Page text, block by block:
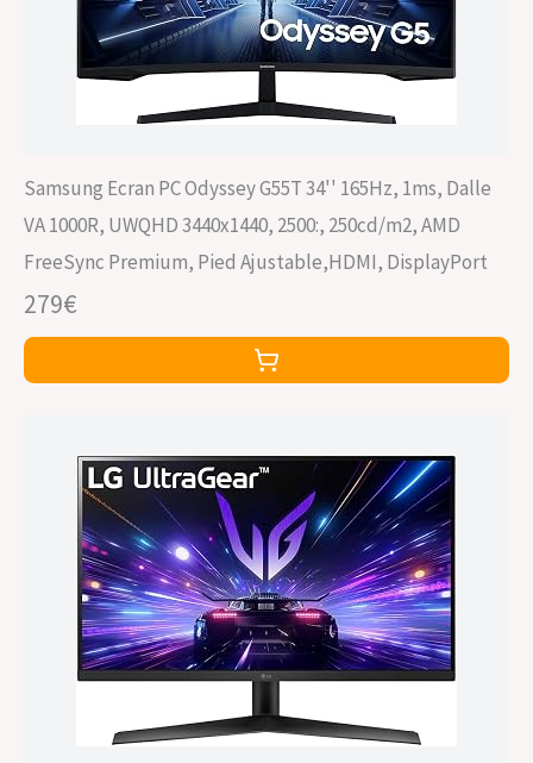
Samsung Ecran PC Odyssey G55T 34'' 165Hz, 1ms, Dalle
VA 1000R, UWQHD 3440x1440, 2500:, 250cd/m2, AMD
FreeSync Premium, Pied Ajustable,HDMI, DisplayPort
279€